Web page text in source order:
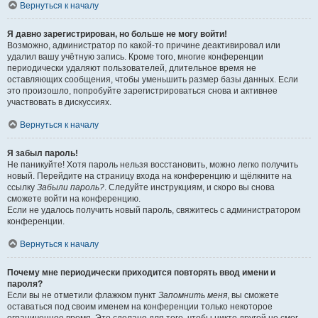
Вернуться к началу
Я давно зарегистрирован, но больше не могу войти!
Возможно, администратор по какой-то причине деактивировал или
удалил вашу учётную запись. Кроме того, многие конференции
периодически удаляют пользователей, длительное время не
оставляющих сообщения, чтобы уменьшить размер базы данных. Если
это произошло, попробуйте зарегистрироваться снова и активнее
участвовать в дискуссиях.
Вернуться к началу
Я забыл пароль!
Не паникуйте! Хотя пароль нельзя восстановить, можно легко получить
новый. Перейдите на страницу входа на конференцию и щёлкните на
ссылку Забыли пароль?. Следуйте инструкциям, и скоро вы снова
сможете войти на конференцию.
Если не удалось получить новый пароль, свяжитесь с администратором
конференции.
Вернуться к началу
Почему мне периодически приходится повторять ввод имени и
пароля?
Если вы не отметили флажком пункт Запомнить меня, вы сможете
оставаться под своим именем на конференции только некоторое